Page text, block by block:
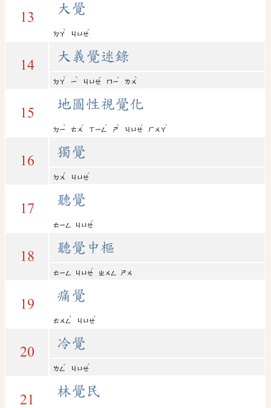
13
大覺
ㄉㄚ
ˋ
ㄐㄩㄝ
ˊ
14
大義覺迷錄
ㄉㄚ
ˋ
ㄧ
ˋ
ㄐㄩㄝ
ˊ
ㄇㄧ
ˊ
ㄌㄨ
ˋ
15
地圖性視覺化
ㄉㄧ
ˋ
ㄊㄨ
ˊ
ㄒㄧㄥ
ˋ
ㄕ
ˋ
ㄐㄩㄝ
ˊ
ㄏㄨㄚ
ˋ
16
獨覺
ㄉㄨ
ˊ
ㄐㄩㄝ
ˊ
17
聽覺
ㄊㄧㄥ ㄐㄩㄝ
ˊ
18
聽覺中樞
ㄊㄧㄥ ㄐㄩㄝ
ˊ
ㄓㄨㄥ ㄕㄨ
19
痛覺
ㄊㄨㄥ
ˋ
ㄐㄩㄝ
ˊ
20
冷覺
ㄌㄥ
ˇ
ㄐㄩㄝ
ˊ
21
林覺民